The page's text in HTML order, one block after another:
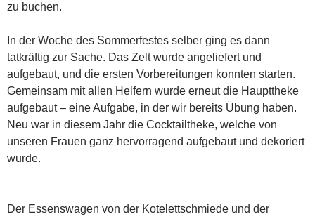
zu buchen.
In der Woche des Sommerfestes selber ging es dann
tatkräftig zur Sache. Das Zelt wurde angeliefert und
aufgebaut, und die ersten Vorbereitungen konnten starten.
Gemeinsam mit allen Helfern wurde erneut die Haupttheke
aufgebaut – eine Aufgabe, in der wir bereits Übung haben.
Neu war in diesem Jahr die Cocktailtheke, welche von
unseren Frauen ganz hervorragend aufgebaut und dekoriert
wurde.
Der Essenswagen von der Kotelettschmiede und der